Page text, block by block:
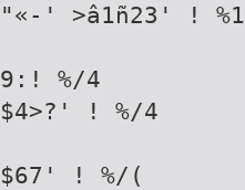
' >â1ñ23' !
%/4
! %/4
! %/(